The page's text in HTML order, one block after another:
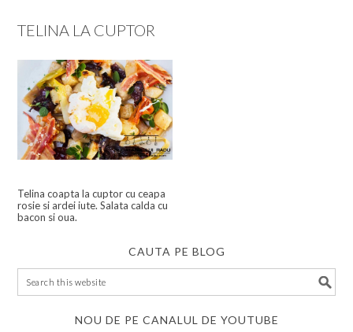
TELINA LA CUPTOR
Telina coapta la cuptor cu ceapa
rosie si ardei iute. Salata calda cu
bacon si oua.
CAUTA PE BLOG
NOU DE PE CANALUL DE YOUTUBE